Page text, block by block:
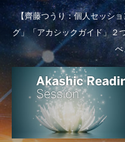
【齊藤つうり：個人セッシ
グ」「アカシックガイド」２